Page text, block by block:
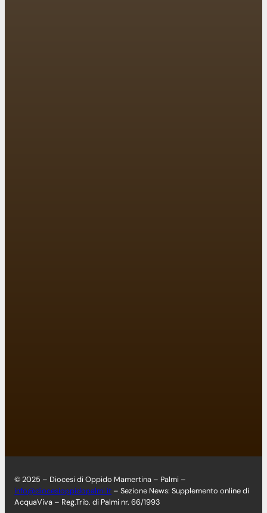
© 2025 – Diocesi di Oppido Mamertina – Palmi –
info@diocesioppidopalmi.it – Sezione News: Supplemento online di
AcquaViva – Reg.Trib. di Palmi nr. 66/1993